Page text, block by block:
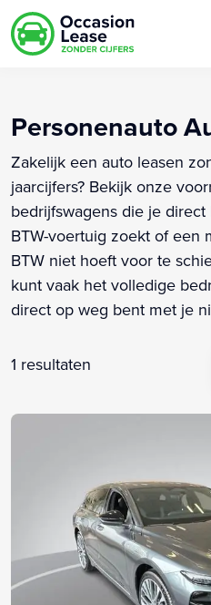
Personenauto
Zakelijk een auto leasen
jaarcijfers? Bekijk onze
bedrijfswagens die je
BTW-voertuig zoekt of een
BTW niet hoeft voor te
kunt vaak het volledige
direct op weg bent met je
1 resultaten